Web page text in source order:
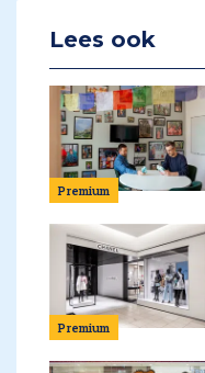
Lees ook
Premium
Premium